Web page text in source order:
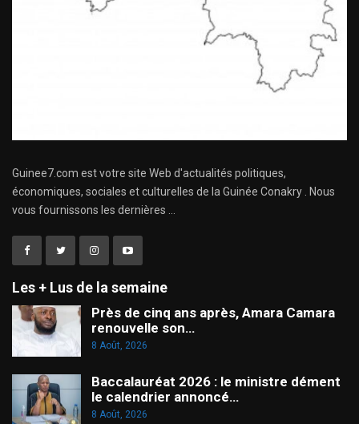
Guinee7.com est votre site Web d'actualités politiques,
économiques, sociales et culturelles de la Guinée Conakry . Nous
vous fournissons les dernières ...
Les + Lus de la semaine
Près de cinq ans après, Amara Camara
renouvelle son…
8 Août, 2026
Baccalauréat 2026 : le ministre dément
le calendrier annoncé…
8 Août, 2026